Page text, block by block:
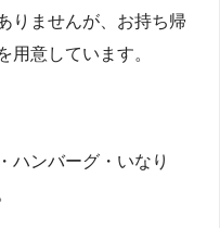
りませんが、お持ち帰
用意しています。
ハンバーグ・いなり